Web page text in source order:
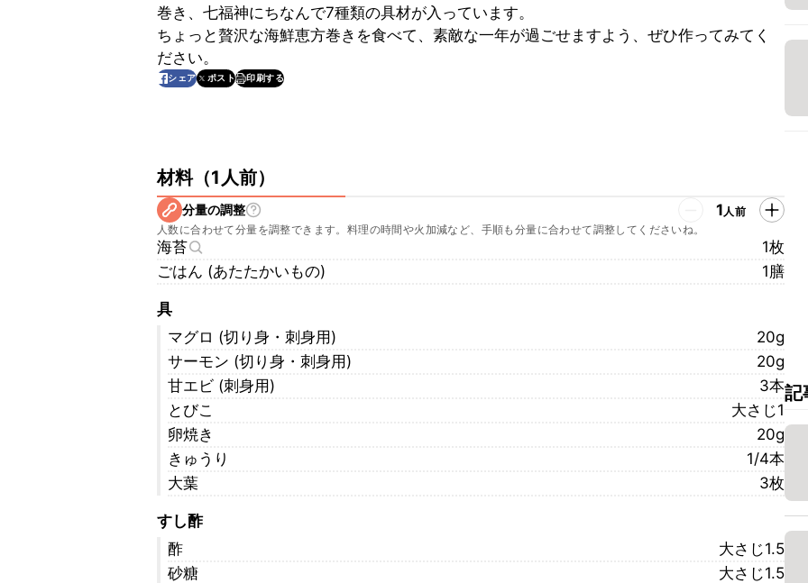
巻き、七福神にちなんで7種類の具材が入っています。
ちょっと贅沢な海鮮恵方巻きを食べて、素敵な一年が過ごせますよう、ぜひ作ってみてく
ださい。
シェア ポスト 印刷する
材料（1人前）
分量の調整 1人前
人数に合わせて分量を調整できます。料理の時間や火加減など、手順も分量に合わせて調整してくださいね。
海苔
1枚
ごはん (あたたかいもの)
1膳
具
マグロ (切り身・刺身用)
20g
サーモン (切り身・刺身用)
20g
甘エビ (刺身用)
3本
とびこ
大さじ1
卵焼き
20g
きゅうり
1/4本
大葉
3枚
すし酢
酢
大さじ1.5
砂糖
大さじ1.5
記